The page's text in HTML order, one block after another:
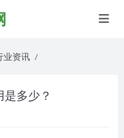
业资讯
多少？